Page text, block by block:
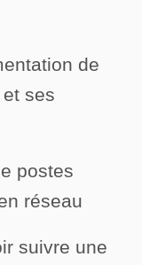
de
ses
postes
réseau
suivre une